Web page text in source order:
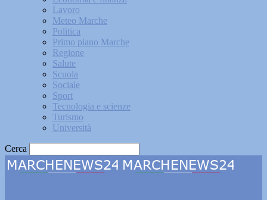
Lavoro
Meteo Marche
Politica
Primo piano Marche
Regione
Salute
Scuola
Sociale
Sport
Tecnologia e scienze
Turismo
Università
Cerca